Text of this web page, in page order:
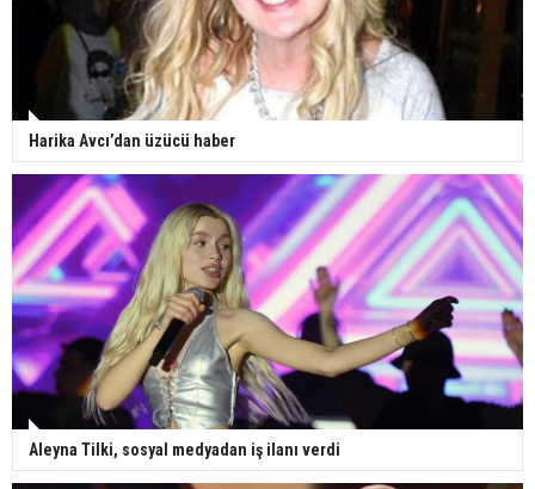
Harika Avcı’dan üzücü haber
Aleyna Tilki, sosyal medyadan iş ilanı verdi